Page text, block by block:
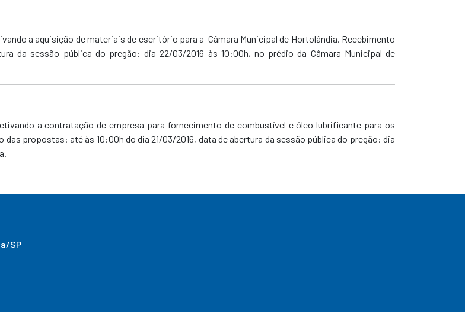
a aquisição de materiais de escritório para a Câmara Municipal de Hortolândia. Recebimento
da sessão pública do pregão: dia 22/03/2016 às 10:00h, no prédio da Câmara Municipal de
a contratação de empresa para fornecimento de combustível e óleo lubrificante para os
propostas: até às 10:00h do dia 21/03/2016, data de abertura da sessão pública do pregão: dia
SP